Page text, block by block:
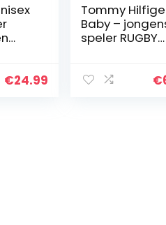
€24.99
Tommy
Baby –
speler RUGBY
€